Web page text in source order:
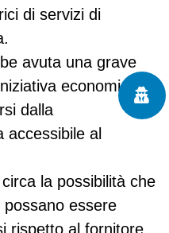
di servizi di
avuta una grave
economica
dalla
accessibile al
la possibilità che
essere
rispetto al fornitore